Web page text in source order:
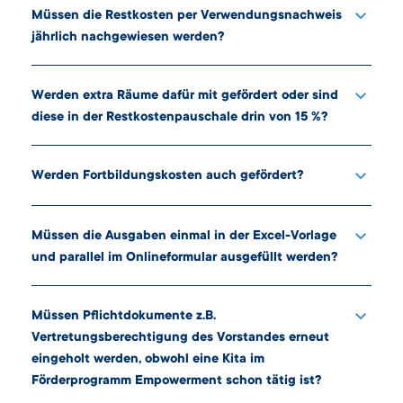
von 6 Wochen durch den Arbeitgeber. Falls
Zahlungen darüber hinaus erfolgt sind, wird eine
Verrechnung im Verwendungsnachweis mit der
nächsten Zahlung vorgenommen. Ist eine
Rückkehr dieser pädagogischen Fachkraft aus
der Krankheit nicht absehbar, könnte der Träger
erneut ausschreiben und somit den geförderten
der IB auf.
Stelle. Die Auszahlung der Zuwendung erfolgt
jedoch nur auf Nachweis der tatsächlichen
Arbeitsstunden.
Müssen die Restkosten per Verwendungsnachweis
jährlich nachgewiesen werden?
Ein Nachweis der Restkosten ist nicht
notwendig.
Werden extra Räume dafür mit gefördert oder sind
diese in der Restkostenpauschale drin von 15 %?
Die anteilige Gebäudemiete und Raummiete ist
in der Restkostenpauschale mit einbegriffen.
Werden Fortbildungskosten auch gefördert?
Fortbildungen werden kostenfrei von der
Netzwerkstelle (Handlungssäule 2 der Richtlinie)
angeboten. Reise-, Verpflegungs- und
Übernachtungskosten des Projektpersonals
entsprechend dem Bundesreisekostengesetz
sind förderfähig.
Müssen die Ausgaben einmal in der Excel-Vorlage
und parallel im Onlineformular ausgefüllt werden?
Ja. Die Excelübersicht stellt die Grundlage für
Eintragungen in der Antragsklickstrecke dar.
Müssen Pflichtdokumente z.B.
Vertretungsberechtigung des Vorstandes erneut
eingeholt werden, obwohl eine Kita im
Förderprogramm Empowerment schon tätig ist?